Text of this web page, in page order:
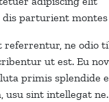
dis parturient montes
referrentur, ne odio
ut est. Eu
primis splendide
sint intellegat